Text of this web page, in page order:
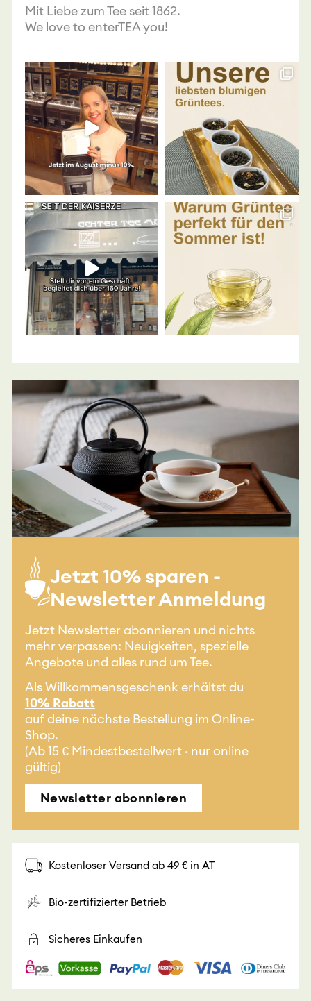
Mit Liebe zum Tee seit 1862.
We love to enterTEA you!
Jetzt 10% sparen -
Newsletter Anmeldung
Jetzt Newsletter abonnieren und nichts
mehr verpassen: Neuigkeiten, spezielle
Angebote und alles rund um Tee.
Als Willkommensgeschenk erhältst du
10% Rabatt
auf deine nächste Bestellung im Online-
Shop.
(Ab 15 € Mindestbestellwert · nur online
gültig)
Newsletter abonnieren
Kostenloser Versand ab 49 € in AT
Bio-zertifizierter Betrieb
Sicheres Einkaufen